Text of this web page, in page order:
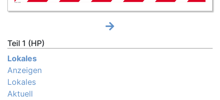
Teil 1 (HP)
Lokales
Anzeigen
Lokales
Aktuell